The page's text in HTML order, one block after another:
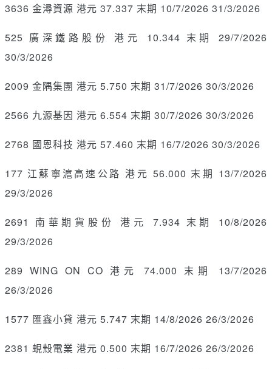
3636 金潯資源 港元 37.337 末期 10/7/2026 31/3/2026
525 廣深鐵路股份 港元 10.344 末期 29/7/2026
30/3/2026
2009 金隅集團 港元 5.750 末期 31/7/2026 30/3/2026
2566 九源基因 港元 6.554 末期 30/7/2026 30/3/2026
2768 國恩科技 港元 57.460 末期 16/7/2026 30/3/2026
177 江蘇寧滬高速公路 港元 56.000 末期 13/7/2026
29/3/2026
2691 南華期貨股份 港元 7.934 末期 10/8/2026
29/3/2026
289 WING ON CO 港元 74.000 末期 13/7/2026
26/3/2026
1577 匯鑫小貸 港元 5.747 末期 14/8/2026 26/3/2026
2381 蜆殼電業 港元 0.500 末期 16/7/2026 26/3/2026